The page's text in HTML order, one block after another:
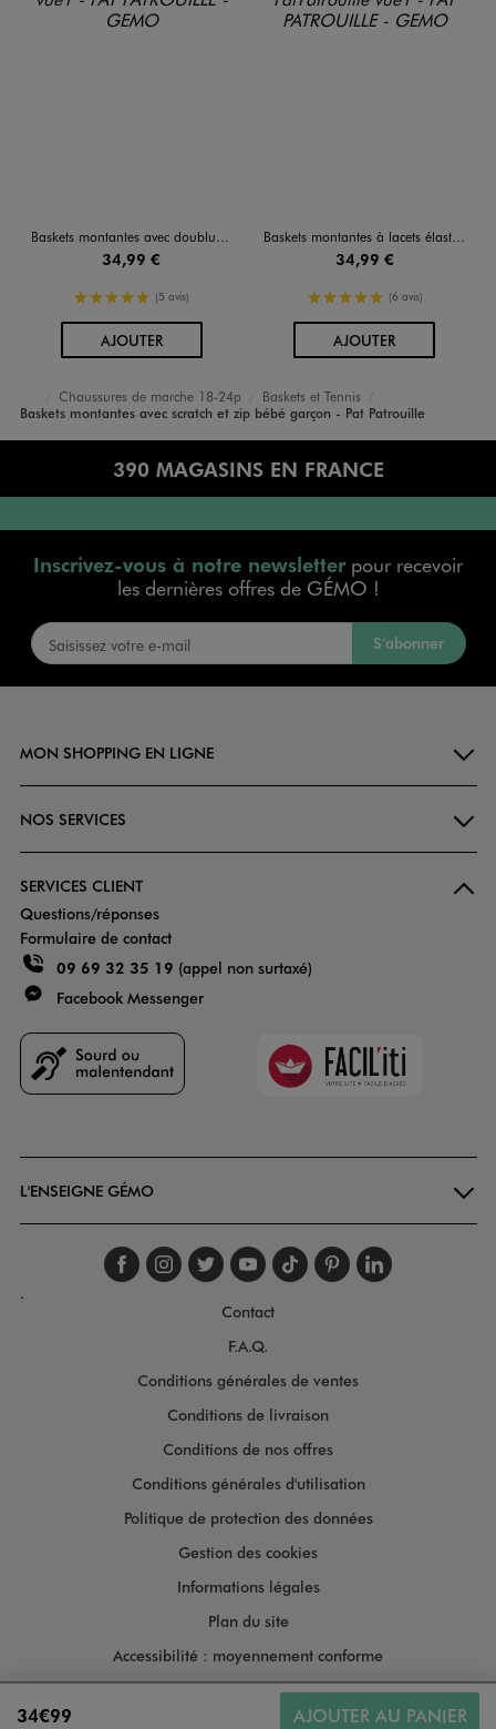
34€99 AJOUTER AU PANIER
Baskets montantes avec doublure fourrure imitation bébé garçon - Pat Patrouille
34,99 €
5/5 de moyenne
(5 avis)
AJOUTERAU PANIER
Baskets montantes à lacets élastiques et scratch imprimées bébé garçon - La Pat'Patrouille
34,99 €
5/5 de moyenne
(6 avis)
AJOUTERAU PANIER
Accueil
Bébé
Chaussures Garçon
Chaussures de marche 18-24p
Baskets et Tennis
Baskets montantes avec scratch et zip bébé garçon - Pat Patrouille
390 MAGASINS EN FRANCE
Inscrivez-vous à notre newsletterpour recevoir
les dernières offres de GÉMO !
S’abonner
MON SHOPPING EN LIGNE
NOS SERVICES
SERVICES CLIENT
Questions/réponses
Formulaire de contact
09 69 32 35 19 (appel non surtaxé)
Facebook Messenger
Faciliti
L'ENSEIGNE GÉMO
Suivez-nous sur
Suivez-nous sur
Suivez-nous sur
Suivez-nous
Suivez-nous
Suivez-
.
Contact
F.A.Q.
Conditions générales de ventes
Conditions de livraison
Conditions de nos offres
Conditions générales d'utilisation
Politique de protection des données
Gestion des cookies
Informations légales
Plan du site
Accessibilité : moyennement conforme